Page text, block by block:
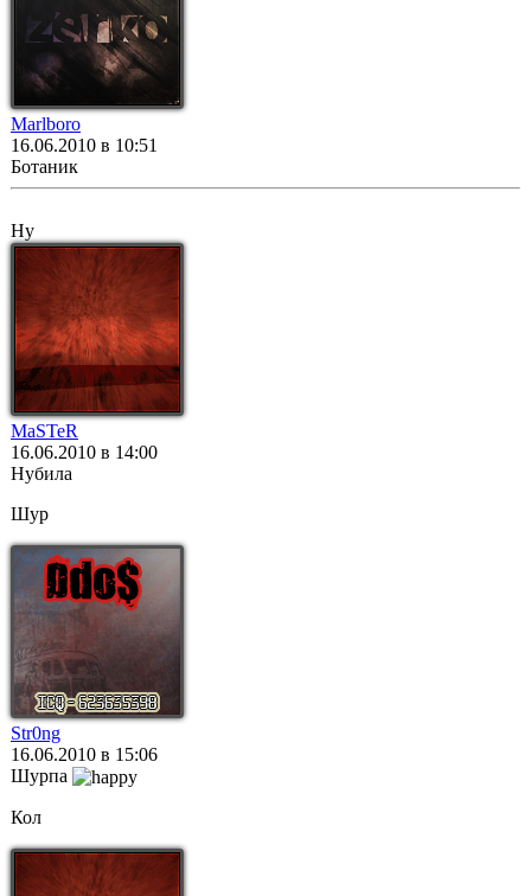
Marlboro
16.06.2010 в 10:51
Ботаник
Ну
MaSTeR
16.06.2010 в 14:00
Нубила
Шур
Str0ng
16.06.2010 в 15:06
Шурпа
Кол